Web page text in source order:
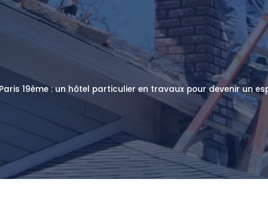
19ème : un hôtel particulier en travaux pour devenir un